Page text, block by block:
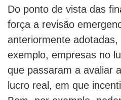
Do ponto de vista das
força a revisão
anteriormente
exemplo, empresas no
que passaram a avaliar
lucro real, em que